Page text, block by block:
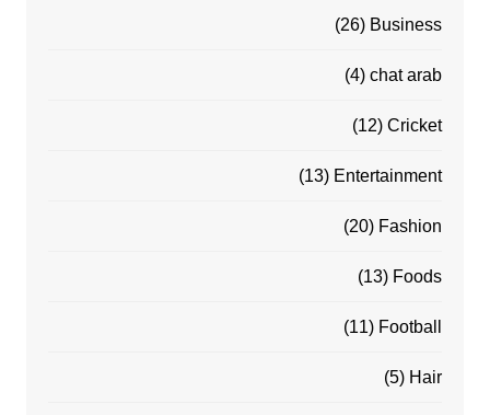
Business
(26)
chat arab
(4)
Cricket
(12)
Entertainment
(13)
Fashion
(20)
Foods
(13)
Football
(11)
Hair
(5)